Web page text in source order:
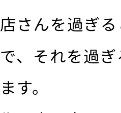
さんを過ぎ
、それを過
す。